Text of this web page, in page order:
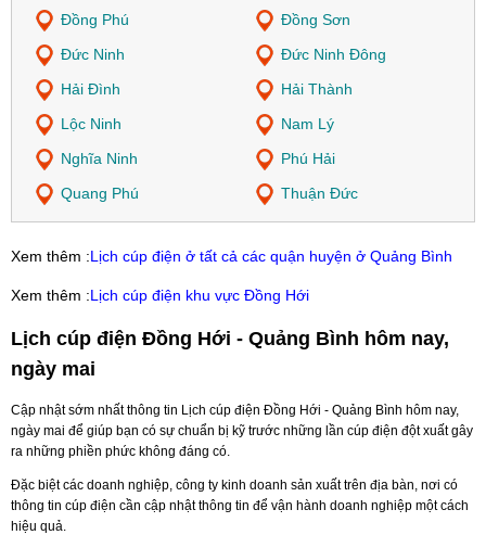
Đồng Phú
Đồng Sơn
Đức Ninh
Đức Ninh Đông
Hải Đình
Hải Thành
Lộc Ninh
Nam Lý
Nghĩa Ninh
Phú Hải
Quang Phú
Thuận Đức
Xem thêm :Lịch cúp điện ở tất cả các quận huyện ở Quảng Bình
Xem thêm :Lịch cúp điện khu vực Đồng Hới
Lịch cúp điện Đồng Hới - Quảng Bình hôm nay,
ngày mai
Cập nhật sớm nhất thông tin Lịch cúp điện Đồng Hới - Quảng Bình hôm nay,
ngày mai để giúp bạn có sự chuẩn bị kỹ trước những lần cúp điện đột xuất gây
ra những phiền phức không đáng có.
Đặc biệt các doanh nghiệp, công ty kinh doanh sản xuất trên địa bàn, nơi có
thông tin cúp điện cần cập nhật thông tin để vận hành doanh nghiệp một cách
hiệu quả.